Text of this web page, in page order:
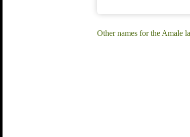
Other names for the Amale